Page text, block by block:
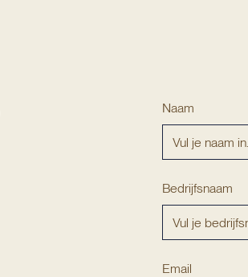
Naam
Bedrijfsnaam
Email